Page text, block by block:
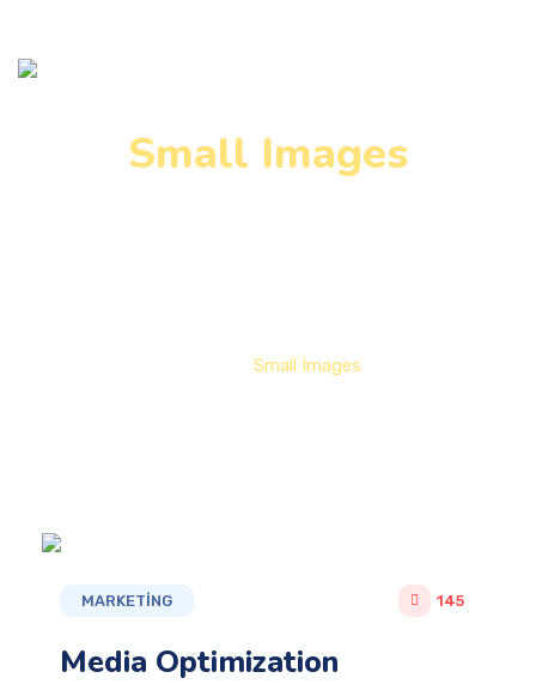
Small Images
Small Images
MARKETING 145
Media Optimization